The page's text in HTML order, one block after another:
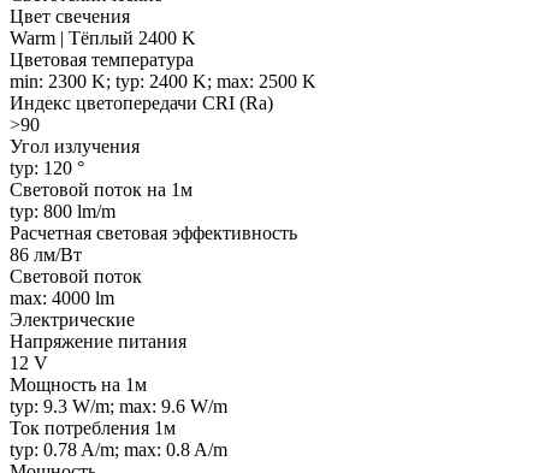
Цвет свечения
Warm | Тёплый 2400 K
Цветовая температура
min: 2300 K; typ: 2400 K; max: 2500 K
Индекс цветопередачи CRI (Ra)
>90
Угол излучения
typ: 120 °
Световой поток на 1м
typ: 800 lm/m
Расчетная световая эффективность
86 лм/Вт
Световой поток
max: 4000 lm
Электрические
Напряжение питания
12 V
Мощность на 1м
typ: 9.3 W/m; max: 9.6 W/m
Ток потребления 1м
typ: 0.78 A/m; max: 0.8 A/m